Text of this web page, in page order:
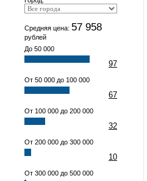
Средняя цена: 57 958
рублей
До 50 000
97
От 50 000 до 100 000
67
От 100 000 до 200 000
32
От 200 000 до 300 000
10
От 300 000 до 500 000